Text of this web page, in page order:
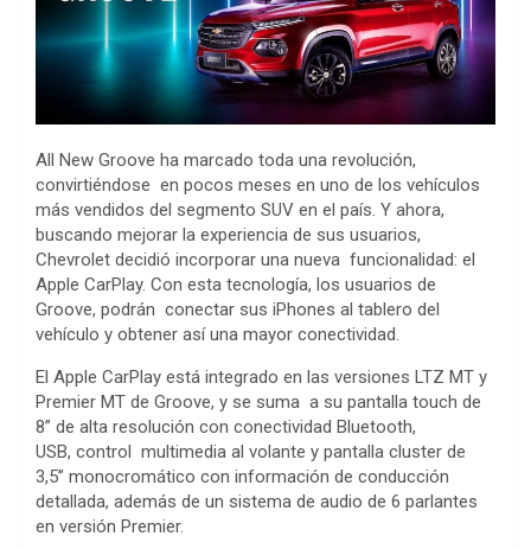
All New Groove ha marcado toda una revolución,
convirtiéndose en pocos meses en uno de los vehículos
más vendidos del segmento SUV en el país. Y ahora,
buscando mejorar la experiencia de sus usuarios,
Chevrolet decidió incorporar una nueva funcionalidad: el
Apple CarPlay. Con esta tecnología, los usuarios de
Groove, podrán conectar sus iPhones al tablero del
vehículo y obtener así una mayor conectividad.
El Apple CarPlay está integrado en las versiones LTZ MT y
Premier MT de Groove, y se suma a su pantalla touch de
8” de alta resolución con conectividad Bluetooth,
USB, control multimedia al volante y pantalla cluster de
3,5’’ monocromático con información de conducción
detallada, además de un sistema de audio de 6 parlantes
en versión Premier.